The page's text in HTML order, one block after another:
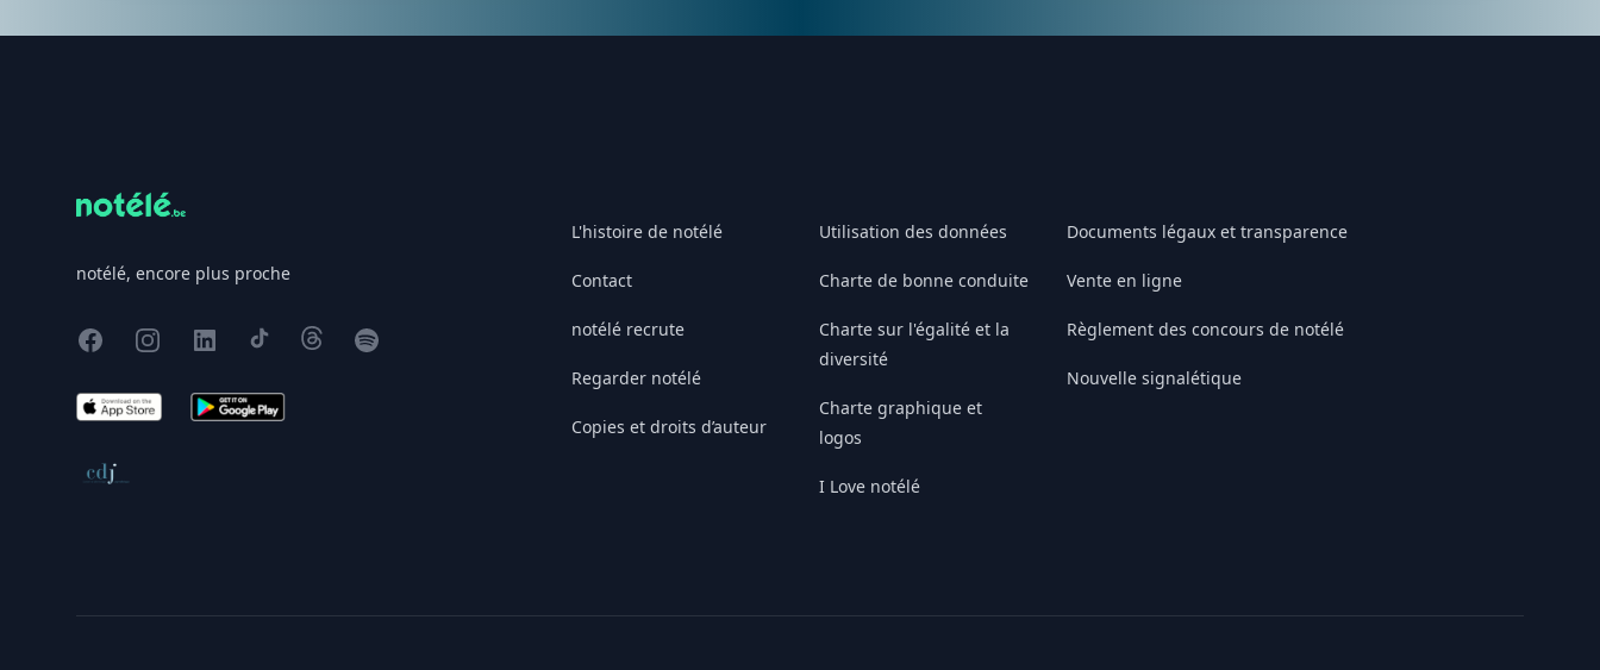
notélé, encore plus proche
FacebookInstagram
X TikTokThreadsSpotify
App Store Google Play
Conseil de déontologie journalistique
L'histoire de notélé
Contact
notélé recrute
Regarder notélé
Copies et droits d’auteur
Utilisation des données
Charte de bonne conduite
Charte sur l'égalité et la
diversité
Charte graphique et
logos
I Love notélé
Documents légaux et transparence
Vente en ligne
Règlement des concours de notélé
Nouvelle signalétique